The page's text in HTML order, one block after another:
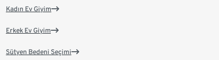
Kadın Ev Giyim
Erkek Ev Giyim
Sütyen Bedeni Seçimi